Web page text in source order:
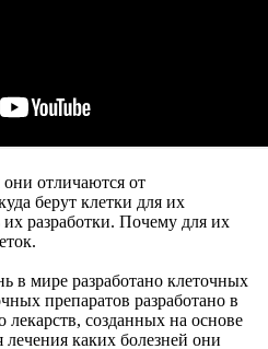
отличаются от
берут клетки для их
их разработки. Почему для их
в мире разработано клеточных
препаратов разработано в
созданных на основе
каких болезней они